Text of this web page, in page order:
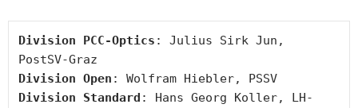
Division PCC-Optics : Julius Sirk Jun,
Division Open
Division Standard : Hans Georg Koller, LH-